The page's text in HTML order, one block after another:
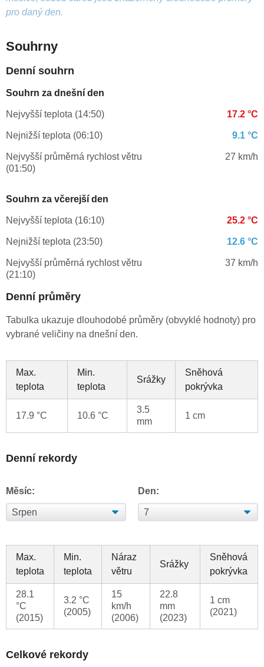
pro daný den.
Souhrny
Denní souhrn
Souhrn za dnešní den
Nejvyšší teplota (14:50) 17.2 °C
Nejnižší teplota (06:10) 9.1 °C
Nejvyšší průměrná rychlost větru
(01:50)
27 km/h
Souhrn za včerejší den
Nejvyšší teplota (16:10) 25.2 °C
Nejnižší teplota (23:50) 12.6 °C
Nejvyšší průměrná rychlost větru
(21:10)
37 km/h
Denní průměry
Tabulka ukazuje dlouhodobé průměry (obvyklé hodnoty) pro
vybrané veličiny na dnešní den.
Max.
teplota
Min.
teplota
Srážky
Sněhová
pokrývka
17.9 °C 10.6 °C
3.5
mm
1 cm
Denní rekordy
Měsíc: Den:
Max.
teplota
Min.
teplota
Náraz
větru
Srážky
Sněhová
pokrývka
28.1
°C
(2015)
3.2 °C
(2005)
15
km/h
(2006)
22.8
mm
(2023)
1 cm
(2021)
Celkové rekordy